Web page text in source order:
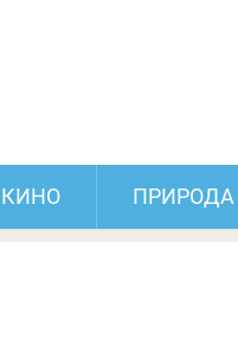
КИНО ПРИРОДА
истинным